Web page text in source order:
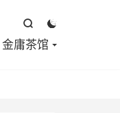


金庸茶馆